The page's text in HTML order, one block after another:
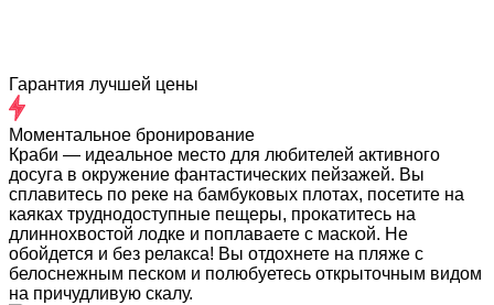
Гарантия лучшей цены
Моментальное бронирование
Краби — идеальное место для любителей активного
досуга в окружение фантастических пейзажей. Вы
сплавитесь по реке на бамбуковых плотах, посетите на
каяках труднодоступные пещеры, прокатитесь на
длиннохвостой лодке и поплаваете с маской. Не
обойдется и без релакса! Вы отдохнете на пляже с
белоснежным песком и полюбуетесь открыточным видом
на причудливую скалу.